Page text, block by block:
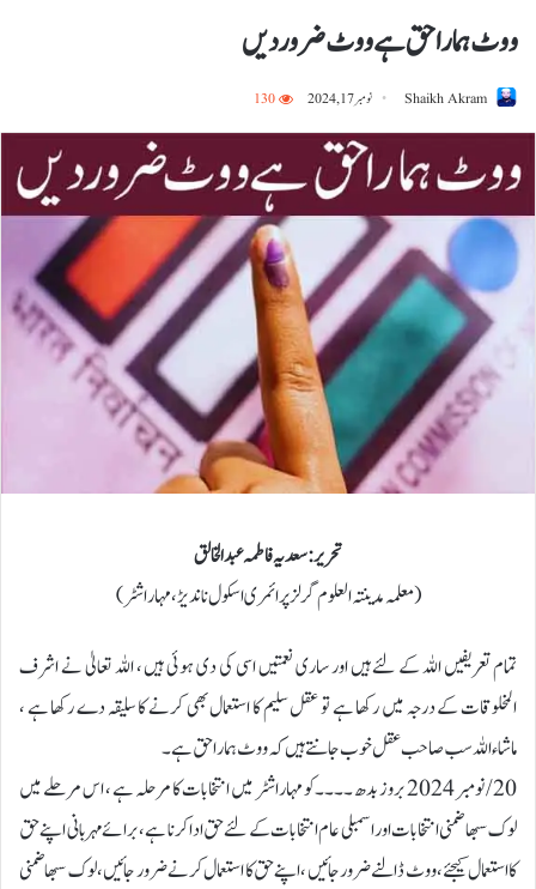
ووٹ ہمارا حق ہے ووٹ ضرور دیں
Shaikh Akram نومبر 17, 2024 130
تحریر: سعدیہ فاطمہ عبدالخالق
(معلمہ مدینتہ العلوم گرلز پرائمری اسکول ناندیڑ ،مہاراشٹر)
تمام تعریفیں اللہ کے لئے ہیں اور ساری نعمتیں اسی کی دی ہوئی ہیں ، اللہ تعالیٰ نے اشرف
المخلوقات کے درجہ میں رکھا ہے تو عقل سلیم کا استعمال بھی کرنے کا سلیقہ دے رکھا ہے ،
ماشاءاللہ سب صاحب عقل خوب جانتے ہیں کہ ووٹ ہمارا حق ہے ۔
20/ نومبر 2024 بروز بدھ ۔۔۔۔کو مہاراشٹر میں انتخابات کا مرحلہ ہے ، اس مرحلے میں
لوک سبھا ضمنی انتخابات اور اسمبلی عام انتخابات کے لئے حق ادا کرنا ہے ، برائے مہربانی اپنے حق
کا استعمال کیجئے ، ووٹ ڈالنے ضرور جائیں ، اپنے حق کا استعمال کرنے ضرور جائیں ، لوک سبھا ضمنی